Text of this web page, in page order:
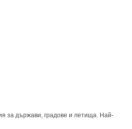
за държави, градове и летища. Най-